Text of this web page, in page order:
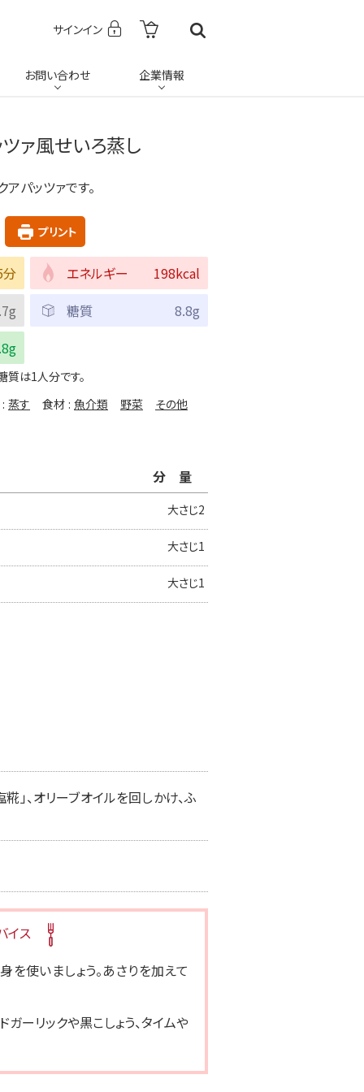
サインイン
お問い合わせ 企業情報
ァ風せいろ蒸し
パッツァです。
プリント
分 エネルギー
198kcal
糖質
8.8g
質は1人分です。
蒸す 食材 魚介類 野菜 その他
分量
大さじ2
大さじ1
大さじ1
」、オリーブオイルを回しかけ、ふ
イス
を使いましょう。あさりを加えて
ーリックや黒こしょう、タイムや